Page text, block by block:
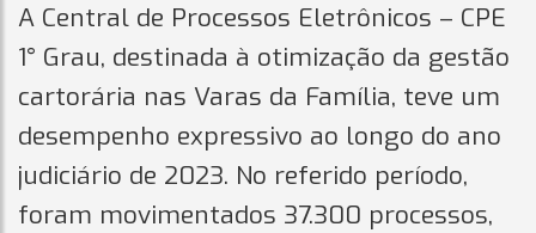
A Central de Processos Eletrônicos – CPE
1° Grau, destinada à otimização da gestão
cartorária nas Varas da Família, teve um
desempenho expressivo ao longo do ano
judiciário de 2023. No referido período,
foram movimentados 37.300 processos,